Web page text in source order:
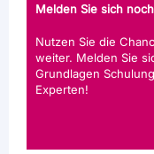
Melden Sie sich
Nutzen Sie die
weiter. Melden Sie
Grundlagen
Experten!